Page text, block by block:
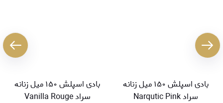
بادی اسپلش ۱۵۰ میل زنانه
سراد Narqutic Pink
بادی اسپلش ۱۵۰ میل زنانه
سراد Vanilla Rouge